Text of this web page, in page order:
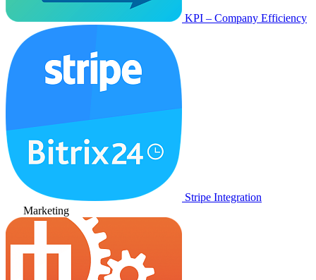
KPI – Company Efficiency
Stripe Integration
Marketing